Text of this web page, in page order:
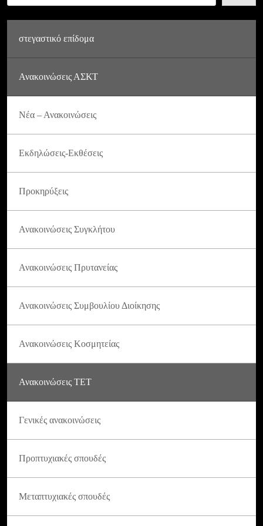
στεγαστικό επίδομα
Ανακοινώσεις ΑΣΚΤ
Νέα – Ανακοινώσεις
Εκδηλώσεις-Εκθέσεις
Προκηρύξεις
Ανακοινώσεις Συγκλήτου
Ανακοινώσεις Πρυτανείας
Ανακοινώσεις Συμβουλίου Διοίκησης
Ανακοινώσεις Κοσμητείας
Ανακοινώσεις ΤΕΤ
Γενικές ανακοινώσεις
Προπτυχιακές σπουδές
Μεταπτυχιακές σπουδές